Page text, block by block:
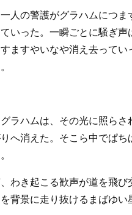
人の警護がグラハムにつま
いった。一瞬ごとに騒ぎ声
ますやいなや消え去ってい
ラハムは、その光に照らさ
へ消えた。そこら中でぱち
わき起こる歓声が道を飛び
背景に走り抜けるまばゆい